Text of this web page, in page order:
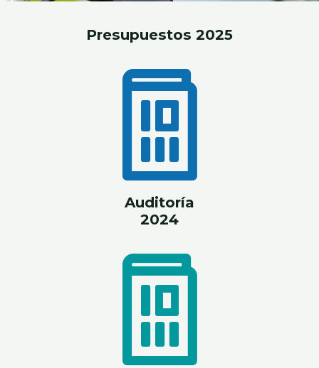
Presupuestos 2025
Auditoría
2024